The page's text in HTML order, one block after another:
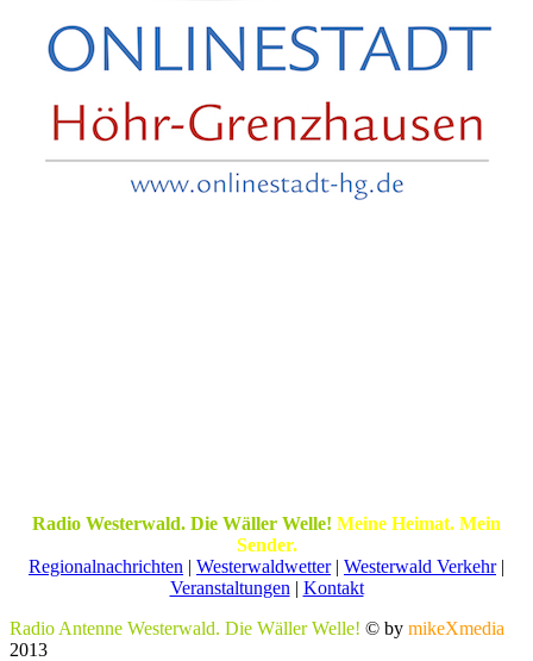
Radio Westerwald. Die Wäller Welle! Meine Heimat. Mein
Sender.
Regionalnachrichten | Westerwaldwetter| Westerwald Verkehr|
Veranstaltungen | Kontakt
Radio Antenne Westerwald. Die Wäller Welle! © by mikeXmedia
2013